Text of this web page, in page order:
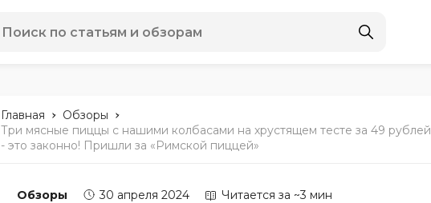
Главная - Обзоры -
Три мясные пиццы с нашими колбасами на хрустящем тесте за 49 рублей
- это законно! Пришли за «Римской пиццей»
Обзоры 30 апреля 2024 Читается за ~3 мин